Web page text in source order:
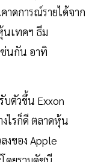
าดการณ์รายได้จาก
นเทคฯ ธีม
นกัน อาทิ
ตัวขึ้น Exxon
ไรก็ดี ตลาดหุ้น
งของ Apple